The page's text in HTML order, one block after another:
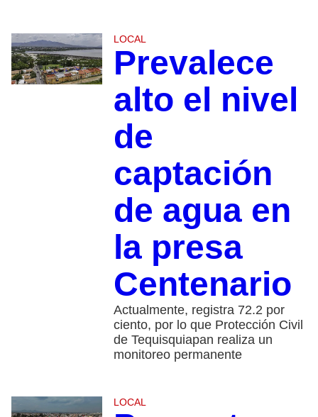
LOCAL
Prevalece
alto el nivel
de
captación
de agua en
la presa
Centenario
Actualmente, registra 72.2 por
ciento, por lo que Protección Civil
de Tequisquiapan realiza un
monitoreo permanente
LOCAL